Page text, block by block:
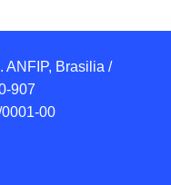
ANFIP, Brasilia /
907
00